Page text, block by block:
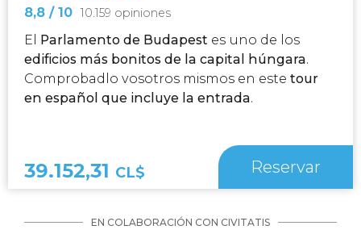
8,8 / 10 10.159 opiniones
El Parlamento de Budapest es uno de los
edificios más bonitos de la capital húngara.
Comprobadlo vosotros mismos en este tour
en español que incluye la entrada.
39.152,31 CL$ Reservar
EN COLABORACIÓN CON CIVITATIS